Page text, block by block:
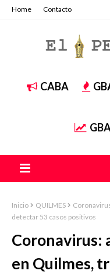
Home Contacto
CABA
Inicio QUILMES
detectar 53 casos positivos
Coronavirus:
en Quilmes,